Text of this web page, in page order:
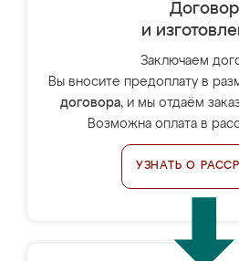
Договор
и
Заключаем
Вы вносите предоплату в
договора, и мы отдаём
Возможна оплата в
УЗНАТЬ О